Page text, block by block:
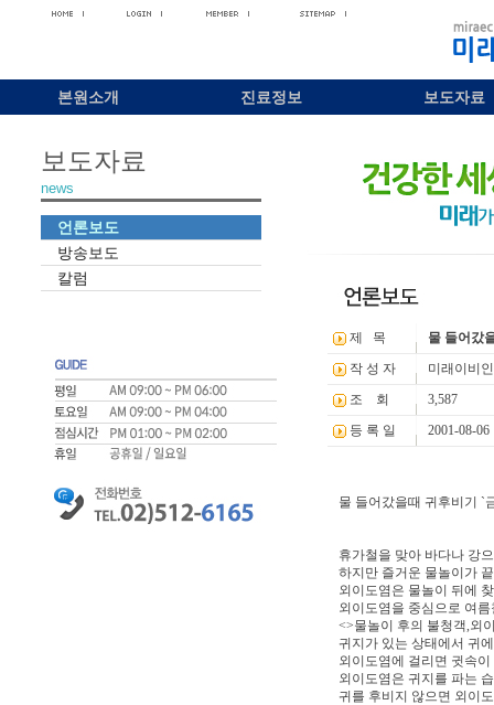
본원소개 진료정보 보도자료
보도자료
news
언론보도
방송보도
칼럼
제 목
물 들어갔
작 성 자
미래이비
조 회
3,587
등 록 일
2001-08-06
물 들어갔을때 귀후비기 `
휴가철을 맞아 바다나 강
하지만 즐거운 물놀이가
외이도염은 물놀이 뒤에
외이도염을 중심으로 여
<>물놀이 후의 불청객,외
귀지가 있는 상태에서 귀
외이도염에 걸리면 귓속
외이도염은 귀지를 파는
귀를 후비지 않으면 외이